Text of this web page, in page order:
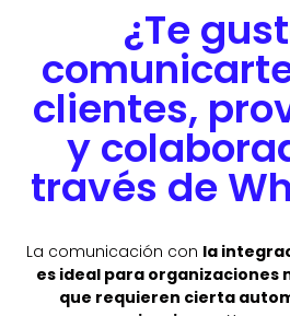
¿Te
clientes,
y
través de
La comunicación con la
es ideal para organizaciones
que requieren cierta